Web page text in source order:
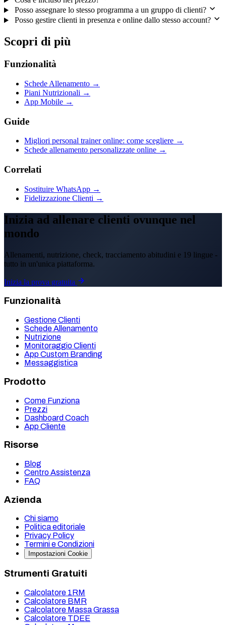
Posso assegnare lo stesso programma a un gruppo di clienti?
Posso gestire clienti in presenza e online dallo stesso account?
Scopri di più
Funzionalità
Schede Allenamento →
Piani Nutrizionali →
App Mobile →
Guide
Migliori personal trainer online: come scegliere →
Schede allenamento personalizzate online →
Correlati
Sostituire WhatsApp →
Fidelizzazione Clienti →
Inizia ad allenare clienti ovunque nel
mondo
Allenamenti, nutrizione, check, tracciamento abitudini e 19 lingue -
tutto in un'unica piattaforma.
Inizia la prova gratuita
Funzionalità
Gestione Clienti
Schede Allenamento
Nutrizione
Monitoraggio Clienti
App Custom Branding
Messaggistica
Prodotto
Come Funziona
Prezzi
Dashboard Coach
App Cliente
Risorse
Blog
Centro Assistenza
FAQ
Azienda
Chi siamo
Politica editoriale
Privacy Policy
Termini e Condizioni
Impostazioni Cookie
Strumenti Gratuiti
Calcolatore 1RM
Calcolatore BMR
Calcolatore Massa Grassa
Calcolatore TDEE